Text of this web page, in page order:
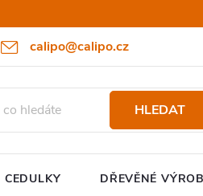
calipo@calipo.cz
Hodnocení obchodu Moje objednávka
HLEDAT
CEDULKY DŘEVĚNÉ